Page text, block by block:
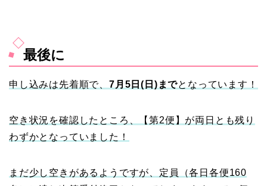
最後に
申し込みは先着順で、 7月5日(日)までとなっています！
空き状況を確認したところ、【第2便】が両日とも残り
わずかとなっていました！
まだ少し空きがあるようですが、定員（各日各便160